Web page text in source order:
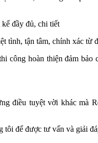
đầy đủ, chi tiết
tình, tận tâm, chính xác từ
công hoàn thiện đảm bảo
điều tuyệt vời khác mà
tôi để được tư vấn và giải